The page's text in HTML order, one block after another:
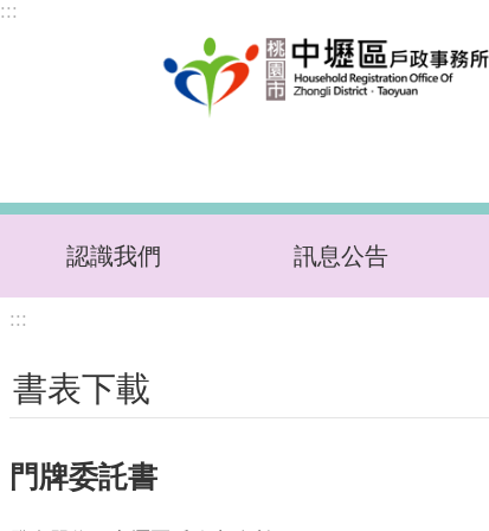
跳到主要內容區塊
:::
認識我們 訊息公告
:::
書表下載
門牌委託書